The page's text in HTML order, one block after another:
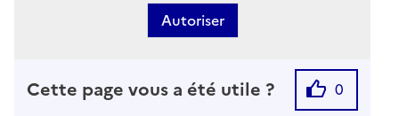
Autoriser
Cette page vous a été utile ? 0